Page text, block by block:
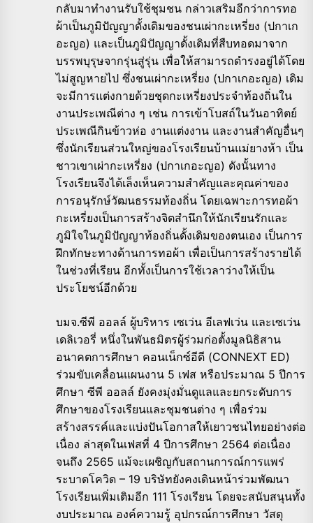
กลับมาทำงานรับใช้ชุมชน กล่าวเสริมอีกว่าการทอ
ผ้าเป็นภูมิปัญญาดั้งเดิมของชนเผ่ากะเหรี่ยง (ปกาเก
อะญอ) และเป็นภูมิปัญญาดั้งเดิมที่สืบทอดมาจาก
บรรพบุรุษจากรุ่นสู่รุ่น เพื่อให้สามารถดำรงอยู่ได้โดย
ไม่สูญหายไป ซึ่งชนเผ่ากะเหรี่ยง (ปกาเกอะญอ) เดิม
จะมีการแต่งกายด้วยชุดกะเหรี่ยงประจำท้องถิ่นใน
งานประเพณีต่าง ๆ เช่น การเข้าโบสถ์ในวันอาทิตย์
ประเพณีกินข้าวห่อ งานแต่งงาน และงานสำคัญอื่นๆ
ซึ่งนักเรียนส่วนใหญ่ของโรงเรียนบ้านแม่ยางห้า เป็น
ชาวเขาเผ่ากะเหรี่ยง (ปกาเกอะญอ) ดังนั้นทาง
โรงเรียนจึงได้เล็งเห็นความสำคัญและคุณค่าของ
การอนุรักษ์วัฒนธรรมท้องถิ่น โดยเฉพาะการทอผ้า
กะเหรี่ยงเป็นการสร้างจิตสำนึกให้นักเรียนรักและ
ภูมิใจในภูมิปัญญาท้องถิ่นดั้งเดิมของตนเอง เป็นการ
ฝึกทักษะทางด้านการทอผ้า เพื่อเป็นการสร้างรายได้
ในช่วงที่เรียน อีกทั้งเป็นการใช้เวลาว่างให้เป็น
ประโยชน์อีกด้วย
บมจ.ซีพี ออลล์ ผู้บริหาร เซเว่น อีเลฟเว่น และเซเว่น
เดลิเวอรี่ หนึ่งในพันธมิตรผู้ร่วมก่อตั้งมูลนิธิสาน
อนาคตการศึกษา คอนเน็กซ์อีดี (CONNEXT ED)
ร่วมขับเคลื่อนแผนงาน 5 เฟส หรือประมาณ 5 ปีการ
ศึกษา ซีพี ออลล์ ยังคงมุ่งมั่นดูแลและยกระดับการ
ศึกษาของโรงเรียนและชุมชนต่าง ๆ เพื่อร่วม
สร้างสรรค์และแบ่งปันโอกาสให้เยาวชนไทยอย่างต่อ
เนื่อง ล่าสุดในเฟสที่ 4 ปีการศึกษา 2564 ต่อเนื่อง
จนถึง 2565 แม้จะเผชิญกับสถานการณ์การแพร่
ระบาดโควิด – 19 บริษัทยังคงเดินหน้าร่วมพัฒนา
โรงเรียนเพิ่มเติมอีก 111 โรงเรียน โดยจะสนับสนุนทั้ง
งบประมาณ องค์ความรู้ อุปกรณ์การศึกษา วัสดุ